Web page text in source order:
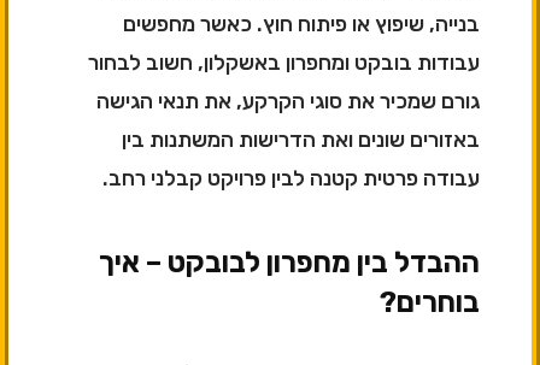
בנייה, שיפוץ או פיתוח חוץ. כאשר מחפשים
עבודות בובקט ומחפרון באשקלון, חשוב לבחור
גורם שמכיר את סוגי הקרקע, את תנאי הגישה
באזורים שונים ואת הדרישות המשתנות בין
עבודה פרטית קטנה לבין פרויקט קבלני רחב.
ההבדל בין מחפרון לבובקט – איך
בוחרים?